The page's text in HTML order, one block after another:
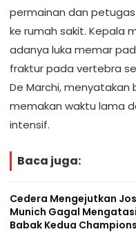
permainan dan
ke rumah sakit. Kepala
adanya luka memar
fraktur pada vertebra
De Marchi, menyatakan
memakan waktu lama
intensif.
Baca juga:
Cedera Mengejutkan
Munich Gagal
Babak Kedua